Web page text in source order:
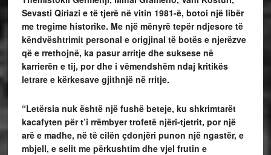
Sevasti Qiriazi e të tjerë në vitin 1981-ë, botoi një libër
me tregime historike. Me një mënyrë tepër ndjesore të
këndvështrimit personal e origjinal të botës e njerëzve
që e rrethojnë, ka pasur arritje dhe suksese në
karrierën e tij, por dhe i vëmendshëm ndaj kritikës
letrare e kërkesave gjithnjë në rritje.
“Letërsia nuk është një fushë beteje, ku shkrimtarët
kacafyten për t’i rrëmbyer trofetë njëri-tjetrit, por një
arë e madhe, në të cilën çdonjëri punon një ngastër, e
mbjell, e selit me përkushtim dhe vjel frutin e